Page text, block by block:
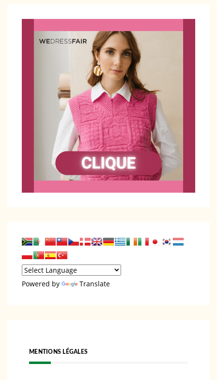
Powered by Translate
MENTIONS LÉGALES